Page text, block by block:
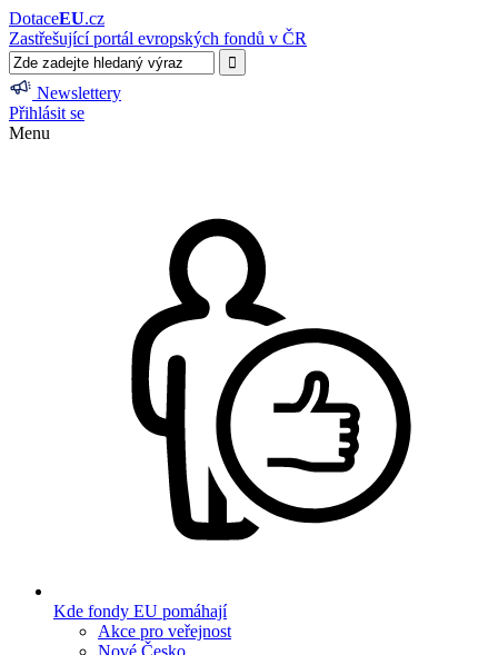
DotaceEU.cz
Zastřešující portál evropských fondů v ČR
Newslettery
Přihlásit se
Menu
Kde fondy EU pomáhají
Akce pro veřejnost
Nové Česko